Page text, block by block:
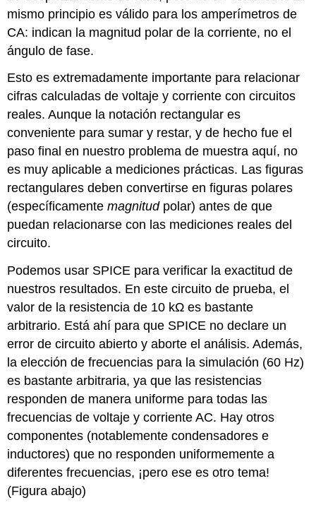
mismo principio es válido para los amperímetros de
CA: indican la magnitud polar de la corriente, no el
ángulo de fase.
Esto es extremadamente importante para relacionar
cifras calculadas de voltaje y corriente con circuitos
reales. Aunque la notación rectangular es
conveniente para sumar y restar, y de hecho fue el
paso final en nuestro problema de muestra aquí, no
es muy aplicable a mediciones prácticas. Las figuras
rectangulares deben convertirse en figuras polares
(específicamentemagnitudpolar) antes de que
puedan relacionarse con las mediciones reales del
circuito.
Podemos usar SPICE para verificar la exactitud de
nuestros resultados. En este circuito de prueba, el
valor de la resistencia de 10 kΩ es bastante
arbitrario. Está ahí para que SPICE no declare un
error de circuito abierto y aborte el análisis. Además,
la elección de frecuencias para la simulación (60 Hz)
es bastante arbitraria, ya que las resistencias
responden de manera uniforme para todas las
frecuencias de voltaje y corriente AC. Hay otros
componentes (notablemente condensadores e
inductores) que no responden uniformemente a
diferentes frecuencias, ¡pero ese es otro tema!
(Figura abajo)